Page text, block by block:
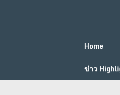
Home
ข่าว